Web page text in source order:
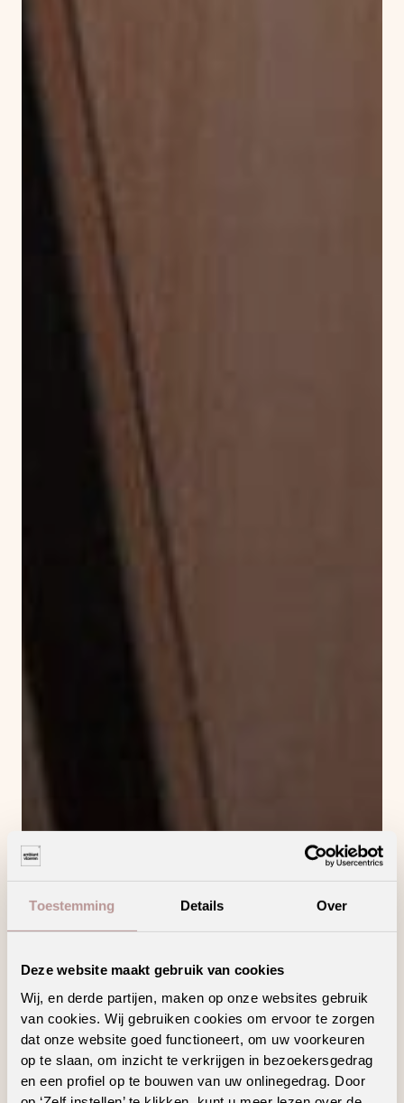
Toestemming Details Over
Deze website maakt gebruik van cookies
Wij, en derde partijen, maken op onze websites gebruik
van cookies. Wij gebruiken cookies om ervoor te zorgen
dat onze website goed functioneert, om uw voorkeuren
op te slaan, om inzicht te verkrijgen in bezoekersgedrag
en een profiel op te bouwen van uw onlinegedrag. Door